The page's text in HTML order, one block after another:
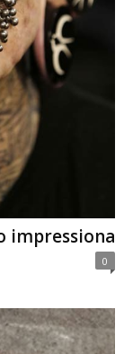
impressiona
0